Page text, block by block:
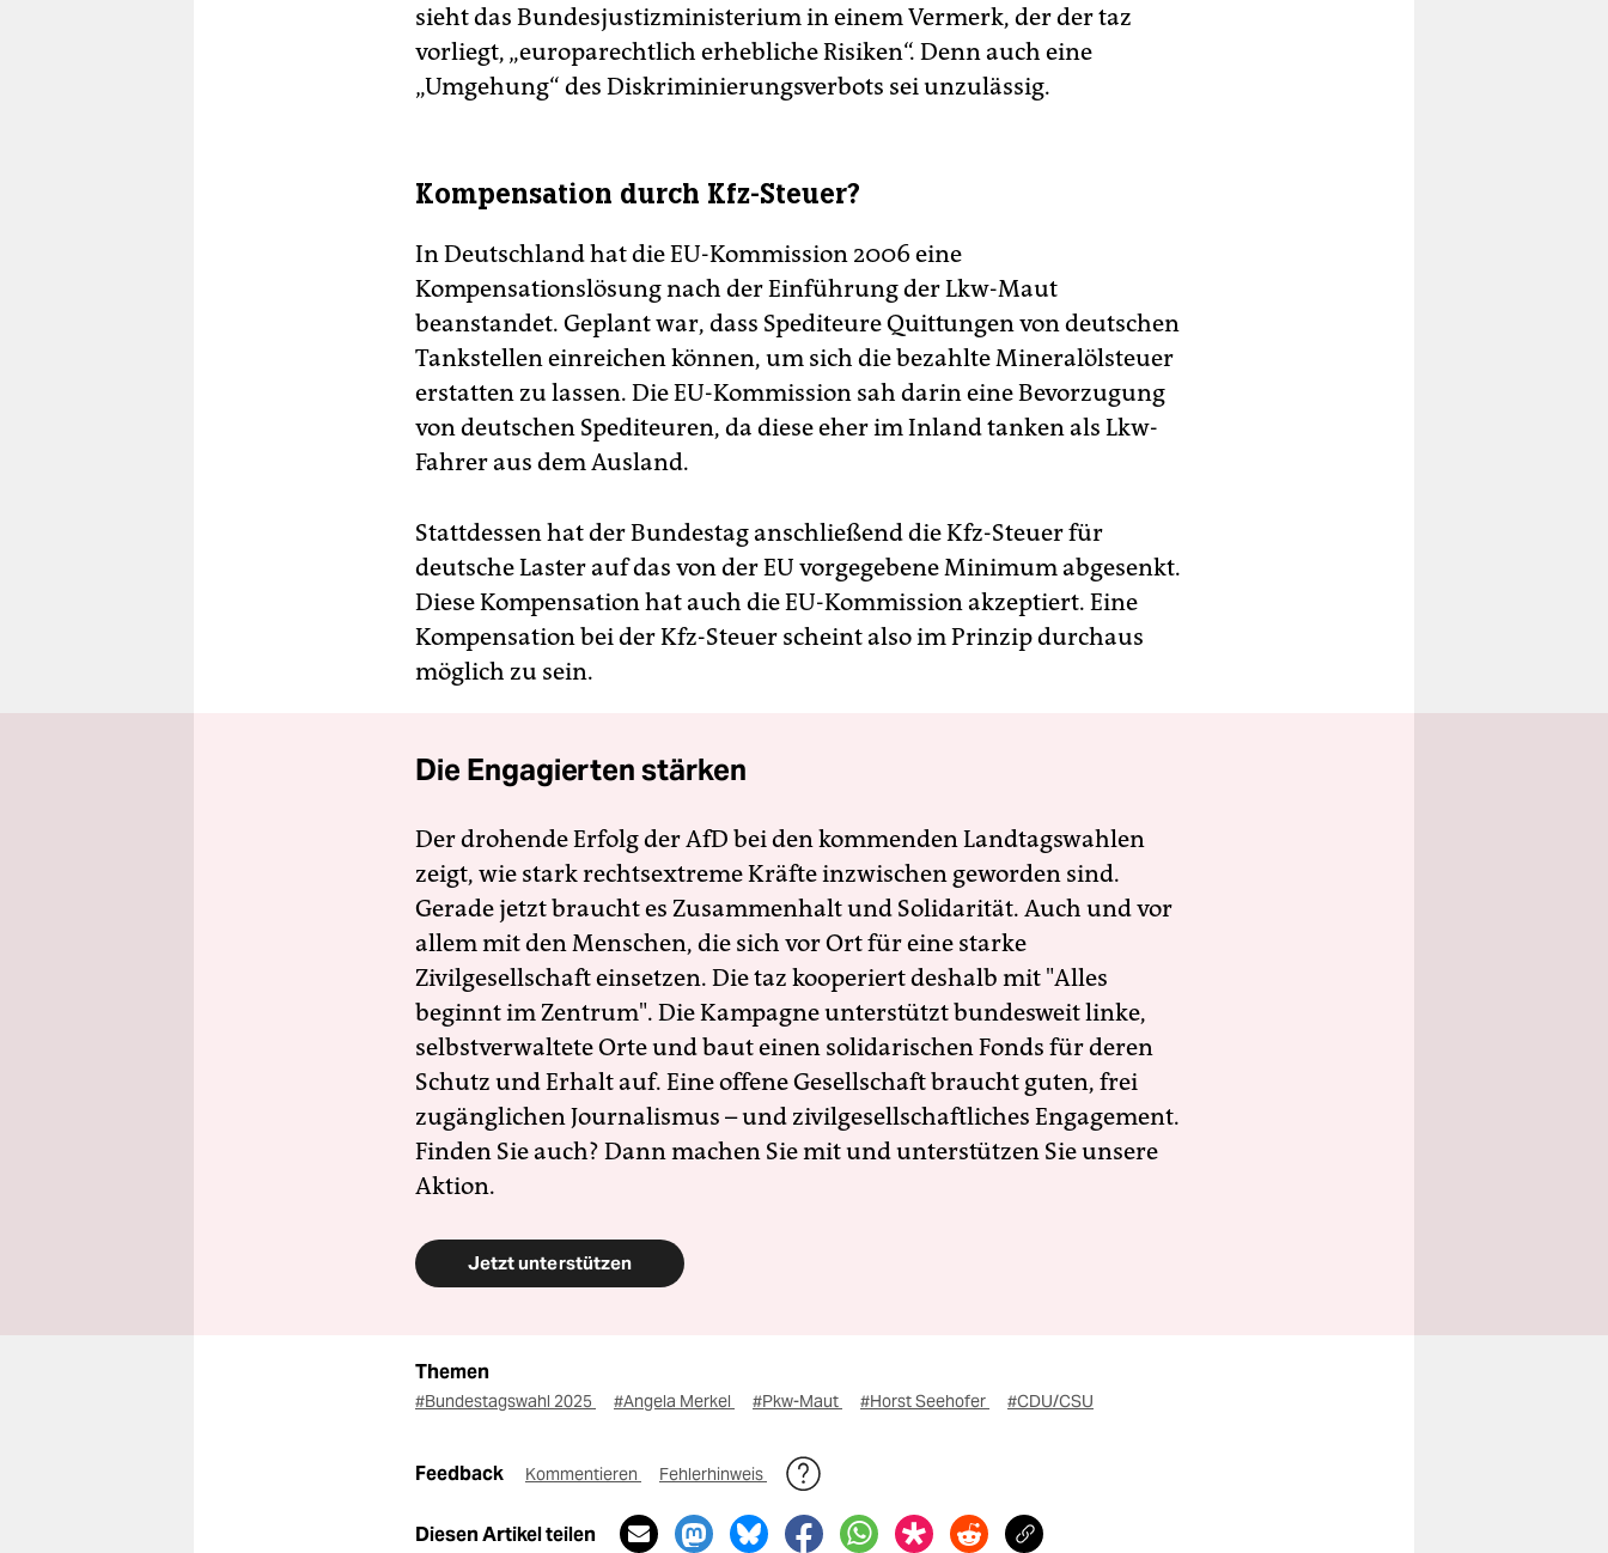
sieht das Bundesjustizministerium in einem Vermerk, der der taz
vorliegt, „europarechtlich erhebliche Risiken“. Denn auch eine
„Umgehung“ des Diskriminierungsverbots sei unzulässig.
Kompensation durch Kfz-Steuer?
In Deutschland hat die EU-Kommission 2006 eine
Kompensationslösung nach der Einführung der Lkw-Maut
beanstandet. Geplant war, dass Spediteure Quittungen von deutschen
Tankstellen einreichen können, um sich die bezahlte Mineralölsteuer
erstatten zu lassen. Die EU-Kommission sah darin eine Bevorzugung
von deutschen Spediteuren, da diese eher im Inland tanken als Lkw-
Fahrer aus dem Ausland.
Stattdessen hat der Bundestag anschließend die Kfz-Steuer für
deutsche Laster auf das von der EU vorgegebene Minimum abgesenkt.
Diese Kompensation hat auch die EU-Kommission akzeptiert. Eine
Kompensation bei der Kfz-Steuer scheint also im Prinzip durchaus
möglich zu sein.
Die Engagierten stärken
Der drohende Erfolg der AfD bei den kommenden Landtagswahlen
zeigt, wie stark rechtsextreme Kräfte inzwischen geworden sind.
Gerade jetzt braucht es Zusammenhalt und Solidarität. Auch und vor
allem mit den Menschen, die sich vor Ort für eine starke
Zivilgesellschaft einsetzen. Die taz kooperiert deshalb mit "Alles
beginnt im Zentrum". Die Kampagne unterstützt bundesweit linke,
selbstverwaltete Orte und baut einen solidarischen Fonds für deren
Schutz und Erhalt auf. Eine offene Gesellschaft braucht guten, frei
zugänglichen Journalismus – und zivilgesellschaftliches Engagement.
Finden Sie auch? Dann machen Sie mit und unterstützen Sie unsere
Aktion.
Jetzt unterstützen
Themen
#Bundestagswahl 2025 #Angela Merkel #Pkw-Maut #Horst Seehofer #CDU/CSU
Feedback Kommentieren Fehlerhinweis
Diesen Artikel teilen